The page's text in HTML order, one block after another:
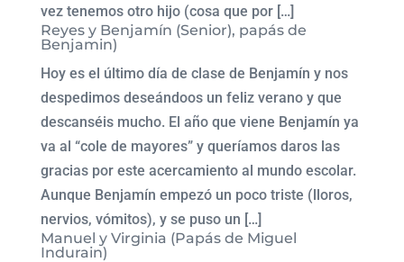
vez tenemos otro hijo (cosa que por […]
Reyes y Benjamín (Senior), papás de
Benjamin)
Hoy es el último día de clase de Benjamín y nos
despedimos deseándoos un feliz verano y que
descanséis mucho. El año que viene Benjamín ya
va al “cole de mayores” y queríamos daros las
gracias por este acercamiento al mundo escolar.
Aunque Benjamín empezó un poco triste (lloros,
nervios, vómitos), y se puso un […]
Manuel y Virginia (Papás de Miguel
Indurain)